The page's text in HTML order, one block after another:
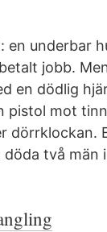
en underbar
jobb.
en dödlig
pistol mot
dörrklockan.
två män